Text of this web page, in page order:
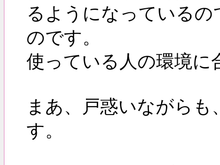
るようになっている
のです。
使っている人の環境に
まあ、戸惑いながら
す。